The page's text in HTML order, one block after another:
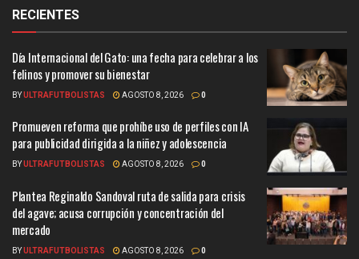
RECIENTES
Día Internacional del Gato: una fecha para celebrar a los
felinos y promover su bienestar
BYULTRAFUTBOLISTAS AGOSTO 8, 2026 0
Promueven reforma que prohíbe uso de perfiles con IA
para publicidad dirigida a la niñez y adolescencia
BYULTRAFUTBOLISTAS AGOSTO 8, 2026 0
Plantea Reginaldo Sandoval ruta de salida para crisis
del agave; acusa corrupción y concentración del
mercado
BYULTRAFUTBOLISTAS AGOSTO 8, 2026 0